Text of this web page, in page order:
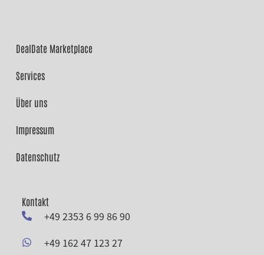
DealDate Marketplace
Services
Über uns
Impressum
Datenschutz
Kontakt
+49 2353 6 99 86 90
+49 162 47 123 27